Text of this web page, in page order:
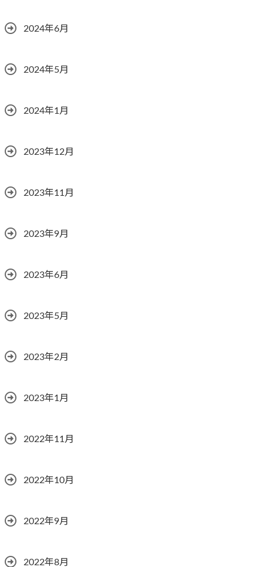
2024年6月
2024年5月
2024年1月
2023年12月
2023年11月
2023年9月
2023年6月
2023年5月
2023年2月
2023年1月
2022年11月
2022年10月
2022年9月
2022年8月